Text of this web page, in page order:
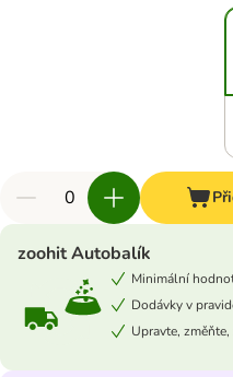
zoohit Autobalík
Minimální
Dodávky v
Upravte,